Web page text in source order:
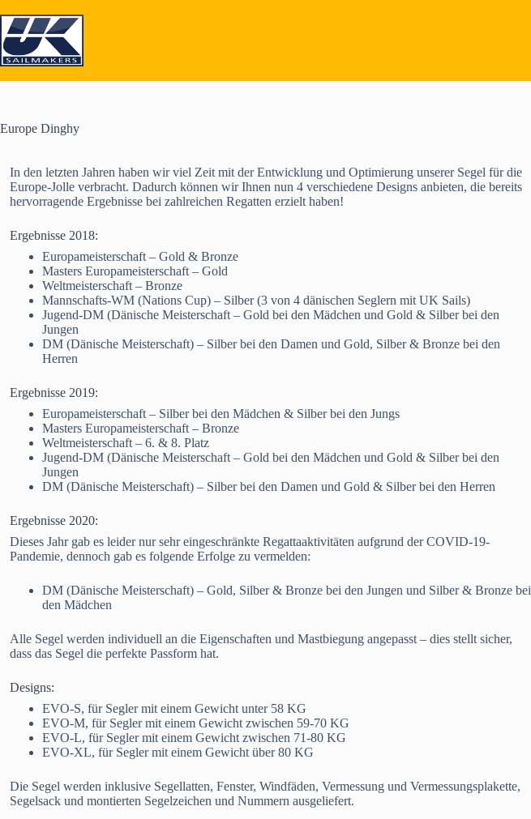
to
content
Europe Dinghy
In den letzten Jahren haben wir viel Zeit mit der Entwicklung und Optimierung unserer Segel für die
Europe-Jolle verbracht. Dadurch können wir Ihnen nun 4 verschiedene Designs anbieten, die bereits
hervorragende Ergebnisse bei zahlreichen Regatten erzielt haben!
Ergebnisse 2018:
Europameisterschaft – Gold & Bronze
Masters Europameisterschaft – Gold
Weltmeisterschaft – Bronze
Mannschafts-WM (Nations Cup) – Silber (3 von 4 dänischen Seglern mit UK Sails)
Jugend-DM (Dänische Meisterschaft – Gold bei den Mädchen und Gold & Silber bei den
Jungen
DM (Dänische Meisterschaft) – Silber bei den Damen und Gold, Silber & Bronze bei den
Herren
Ergebnisse 2019:
Europameisterschaft – Silber bei den Mädchen & Silber bei den Jungs
Masters Europameisterschaft – Bronze
Weltmeisterschaft – 6. & 8. Platz
Jugend-DM (Dänische Meisterschaft – Gold bei den Mädchen und Gold & Silber bei den
Jungen
DM (Dänische Meisterschaft) – Silber bei den Damen und Gold & Silber bei den Herren
Ergebnisse 2020:
Dieses Jahr gab es leider nur sehr eingeschränkte Regattaaktivitäten aufgrund der COVID-19-
Pandemie, dennoch gab es folgende Erfolge zu vermelden:
DM (Dänische Meisterschaft) – Gold, Silber & Bronze bei den Jungen und Silber & Bronze bei
den Mädchen
Alle Segel werden individuell an die Eigenschaften und Mastbiegung angepasst – dies stellt sicher,
dass das Segel die perfekte Passform hat.
Designs:
EVO-S, für Segler mit einem Gewicht unter 58 KG
EVO-M, für Segler mit einem Gewicht zwischen 59-70 KG
EVO-L, für Segler mit einem Gewicht zwischen 71-80 KG
EVO-XL, für Segler mit einem Gewicht über 80 KG
Die Segel werden inklusive Segellatten, Fenster, Windfäden, Vermessung und Vermessungsplakette,
Segelsack und montierten Segelzeichen und Nummern ausgeliefert.